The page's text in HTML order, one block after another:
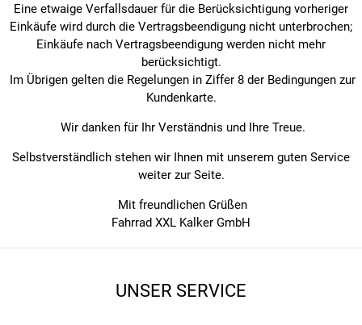
Eine etwaige Verfallsdauer für die Berücksichtigung vorheriger
Einkäufe wird durch die Vertragsbeendigung nicht unterbrochen;
Einkäufe nach Vertragsbeendigung werden nicht mehr
berücksichtigt.
Im Übrigen gelten die Regelungen in Ziffer 8 der Bedingungen zur
Kundenkarte.
Wir danken für Ihr Verständnis und Ihre Treue.
Selbstverständlich stehen wir Ihnen mit unserem guten Service
weiter zur Seite.
Mit freundlichen Grüßen
Fahrrad XXL Kalker GmbH
UNSER SERVICE